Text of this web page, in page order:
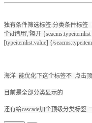
独有条件筛选标签:分类条件标签
个id请用','隔开
[typeitemlist:value] {/
海洋 能优化下这个标签不 点击
目前是全部分类显示的
还有给cascade加个顶级分类标签